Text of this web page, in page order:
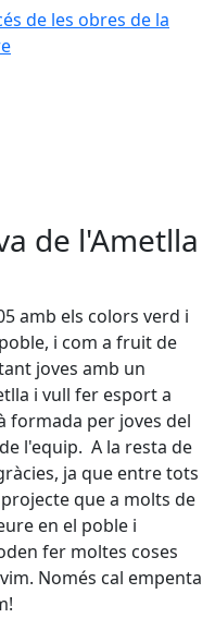
de les obres de la
de l'Ametlla
amb els colors verd i
i com a fruit de
joves amb un
i vull fer esport a
formada per joves del
l'equip. A la resta de
ja que entre tots
que a molts de
en el poble i
fer moltes coses
Només cal empenta